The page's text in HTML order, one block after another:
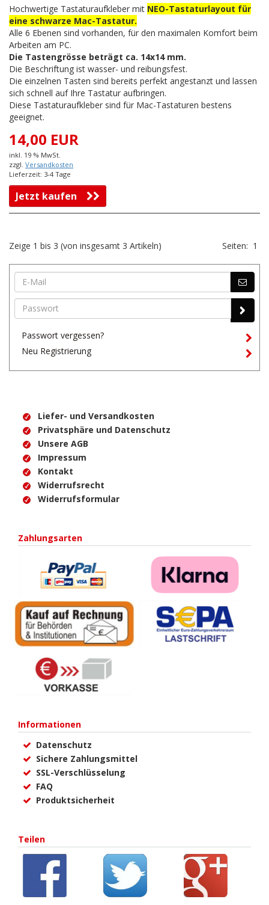
Hochwertige Tastaturaufkleber mit NEO-Tastaturlayout für
eine schwarze Mac-Tastatur.
Alle 6 Ebenen sind vorhanden, für den maximalen Komfort beim
Arbeiten am PC.
Die Tastengrösse beträgt ca. 14x14 mm.
Die Beschriftung ist wasser- und reibungsfest.
Die einzelnen Tasten sind bereits perfekt angestanzt und lassen
sich schnell auf Ihre Tastatur aufbringen.
Diese Tastaturaufkleber sind für Mac-Tastaturen bestens
geeignet.
14,00 EUR
inkl. 19 % MwSt.
zzgl. Versandkosten
Lieferzeit: 3-4 Tage
Jetzt kaufen
Zeige 1 bis 3 (von insgesamt 3 Artikeln) Seiten: 1
Passwort vergessen?
Neu Registrierung
Liefer- und Versandkosten
Privatsphäre und Datenschutz
Unsere AGB
Impressum
Kontakt
Widerrufsrecht
Widerrufsformular
Zahlungsarten
Informationen
Datenschutz
Sichere Zahlungsmittel
SSL-Verschlüsselung
FAQ
Produktsicherheit
Teilen